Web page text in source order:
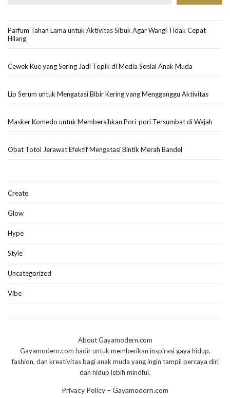
Parfum Tahan Lama untuk Aktivitas Sibuk Agar Wangi Tidak Cepat
Hilang
Cewek Kue yang Sering Jadi Topik di Media Sosial Anak Muda
Lip Serum untuk Mengatasi Bibir Kering yang Mengganggu Aktivitas
Masker Komedo untuk Membersihkan Pori-pori Tersumbat di Wajah
Obat Totol Jerawat Efektif Mengatasi Bintik Merah Bandel
Create
Glow
Hype
Style
Uncategorized
Vibe
About Gayamodern.com
Gayamodern.com hadir untuk memberikan inspirasi gaya hidup,
fashion, dan kreativitas bagi anak muda yang ingin tampil percaya diri
dan hidup lebih mindful.
Privacy Policy – Gayamodern.com